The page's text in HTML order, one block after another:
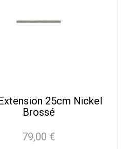
25cm Nickel
Brossé
Prix
79,00 €